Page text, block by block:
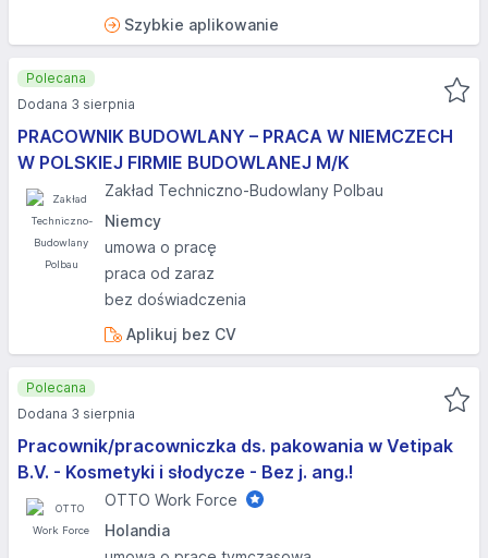
Szybkie aplikowanie
PRACOWNIK BUDOWLANY – PRACA W NIEMCZECH
W POLSKIEJ FIRMIE BUDOWLANEJ M/K
Zakład Techniczno-Budowlany Polbau
Niemcy
umowa o pracę
praca od zaraz
bez doświadczenia
Aplikuj bez CV
Polecana
Dodana 3 sierpnia
Pracownik/pracowniczka ds. pakowania w Vetipak
B.V. - Kosmetyki i słodycze - Bez j. ang.!
OTTO Work Force
Holandia
Polecana
Dodana 3 sierpnia